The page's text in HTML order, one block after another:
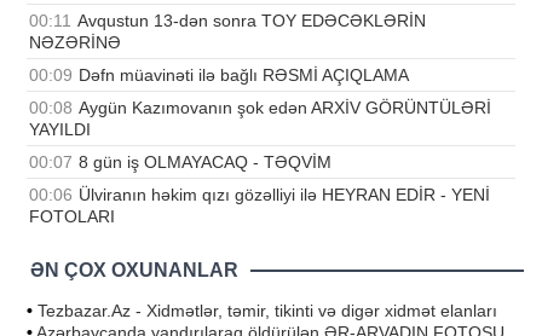
00:11 Avqustun 13-dən sonra TOY EDƏCƏKLƏRİN
NƏZƏRİNƏ
00:09 Dəfn müavinəti ilə bağlı RƏSMİ AÇIQLAMA
00:08 Aygün Kazımovanın şok edən ARXİV GÖRÜNTÜLƏRİ
YAYILDI
00:07 8 gün iş OLMAYACAQ - TƏQVİM
00:06 Ülviranın həkim qızı gözəlliyi ilə HEYRAN EDİR - YENİ
FOTOLARI
ƏN ÇOX OXUNANLAR
• Tezbazar.Az - Xidmətlər, təmir, tikinti və digər xidmət elanları